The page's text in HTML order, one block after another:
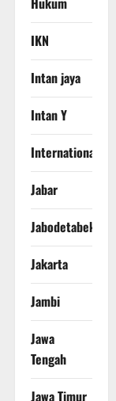
IKN
Intan jaya
Intan Y
International
Jabar
Jabodetabek
Jakarta
Jambi
Jawa
Tengah
Jawa Timur